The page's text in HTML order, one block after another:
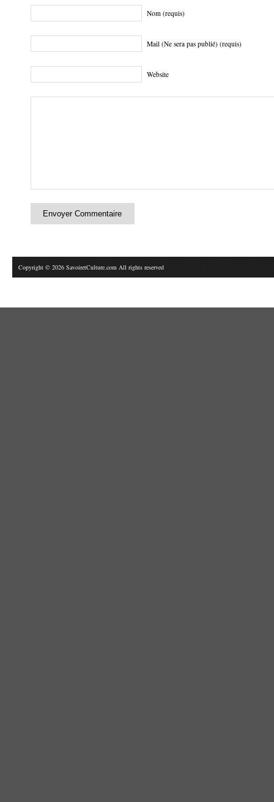
Nom (requis)
Mail (Ne sera pas publié) (requis)
Website
Copyright © 2026 SavoiretCulture.com All rights reserved